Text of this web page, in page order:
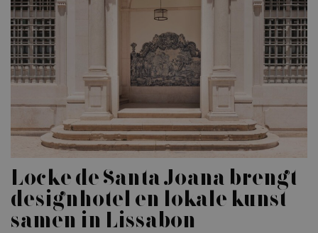
Locke de Santa Joana brengt
designhotel en lokale kunst
samen in Lissabon